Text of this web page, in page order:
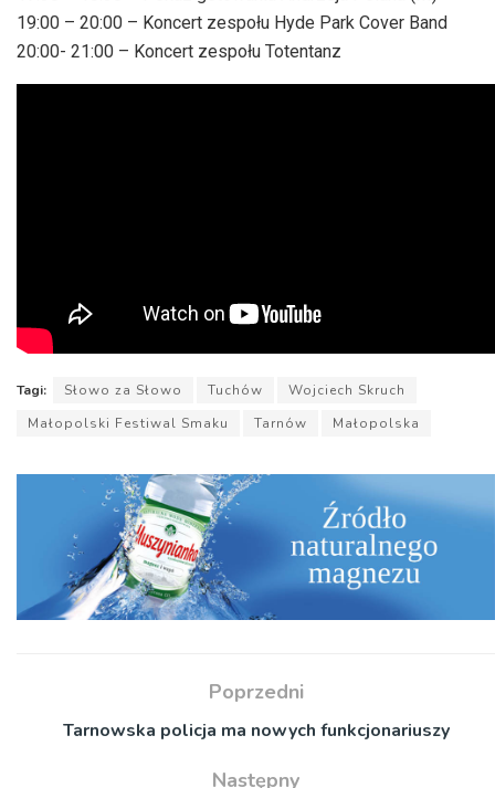
19:00 – 20:00 – Koncert zespołu Hyde Park Cover Band
20:00- 21:00 – Koncert zespołu Totentanz
Tagi: Słowo za Słowo Tuchów
Wojciech Skruch
Małopolski Festiwal Smaku
Tarnów Małopolska
Poprzedni
Tarnowska policja ma nowych funkcjonariuszy
Następny